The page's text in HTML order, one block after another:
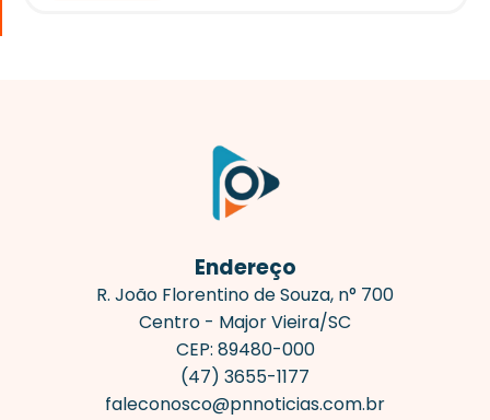
Endereço
R. João Florentino de Souza, n° 700
Centro - Major Vieira/SC
CEP: 89480-000
(47) 3655-1177
faleconosco@pnnoticias.com.br